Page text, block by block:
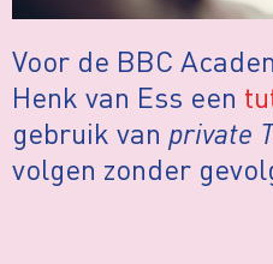
Voor de BBC
Henk van Ess een
gebruik van private
volgen zonder